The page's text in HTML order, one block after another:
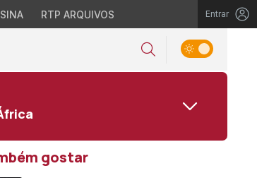
RTP ARQUIVOS Entrar
gostar